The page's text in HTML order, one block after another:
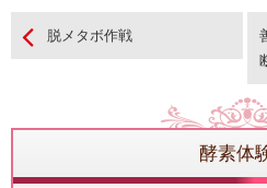
脱メタボ作戦
酵素体